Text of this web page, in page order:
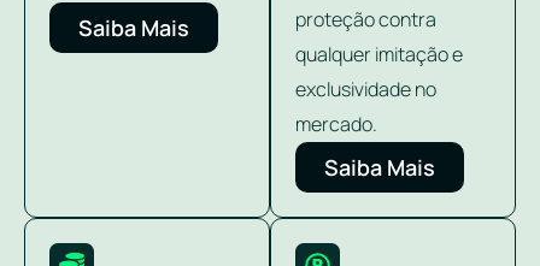
Saiba Mais
proteção contra
qualquer imitação e
exclusividade no
mercado.
Saiba Mais